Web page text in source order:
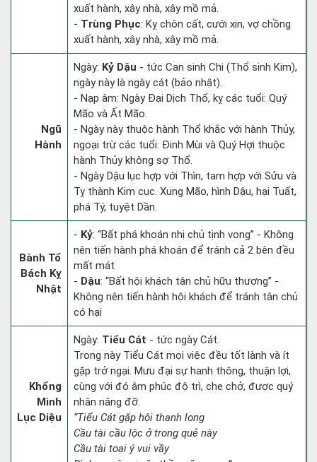
xuất hành, xây nhà, xây mồ mả.
- Trùng Phục: Kỵ chôn cất, cưới xin, vợ chồng
xuất hành, xây nhà, xây mồ mả.
Ngũ
Hành
Ngày: Kỷ Dậu - tức Can sinh Chi (Thổ sinh Kim),
ngày này là ngày cát (bảo nhật).
- Nạp âm: Ngày Đại Dịch Thổ, kỵ các tuổi: Quý
Mão và Ất Mão.
- Ngày này thuộc hành Thổ khắc với hành Thủy,
ngoại trừ các tuổi: Đinh Mùi và Quý Hợi thuộc
hành Thủy không sợ Thổ.
- Ngày Dậu lục hợp với Thìn, tam hợp với Sửu và
Tỵ thành Kim cục. Xung Mão, hình Dậu, hại Tuất,
phá Tý, tuyệt Dần.
Bành Tổ
Bách Kỵ
Nhật
- Kỷ: “Bất phá khoán nhị chủ tịnh vong” - Không
nên tiến hành phá khoán để tránh cả 2 bên đều
mất mát
- Dậu: “Bất hội khách tân chủ hữu thương” -
Không nên tiến hành hội khách để tránh tân chủ
có hại
Khổng
Minh
Lục Diệu
Ngày: Tiểu Cát - tức ngày Cát.
Trong này Tiểu Cát mọi việc đều tốt lành và ít
gặp trở ngại. Mưu đại sự hanh thông, thuận lợi,
cùng với đó âm phúc độ trì, che chở, được quý
nhân nâng đỡ.
“Tiểu Cát gặp hội thanh long
Cầu tài cầu lộc ở trong quẻ này
Cầu tài toại ý vui vầy